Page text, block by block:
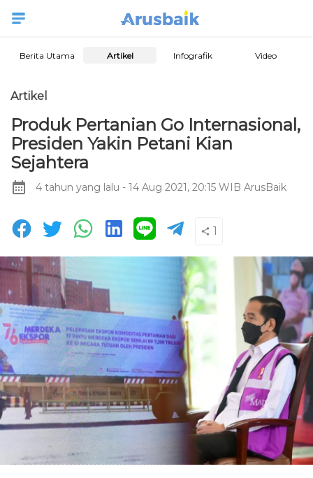
Berita Utama Artikel Infografik Video
Artikel
Produk Pertanian Go Internasional,
Presiden Yakin Petani Kian
Sejahtera
4 tahun yang lalu - 14 Aug 2021, 20:15 WIB ArusBaik
1